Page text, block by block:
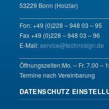
53229 Bonn (Holzlar)
Fon: +49 (0)228 – 948 03 – 95
Fax +49 (0)228 – 948 03 – 96
E-Mail:service@technosign.de
Öffnungszeiten:Mo. – Fr. 7.00 –
Termine nach Vereinbarung
DATENSCHUTZ